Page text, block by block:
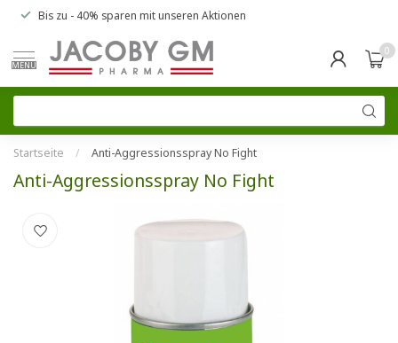
Bis zu - 40% sparen mit unseren Aktionen
MENU
0
Startseite / Anti-Aggressionsspray No Fight
Anti-Aggressionsspray No Fight